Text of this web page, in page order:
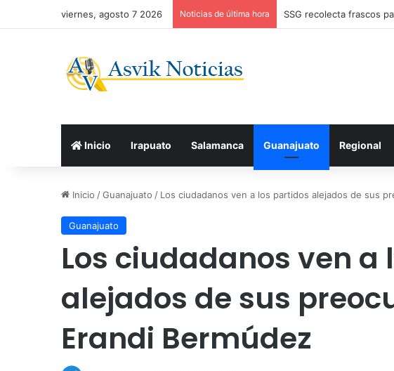
viernes, agosto 7 2026 Noticias de última hora SSG recolecta frascos
Inicio Irapuato Salamanca Guanajuato Regional
Inicio /Guanajuato / Los ciudadanos ven a los partidos alejados de sus
Guanajuato
Los ciudadanos ven a
alejados de sus
Erandi Bermúdez